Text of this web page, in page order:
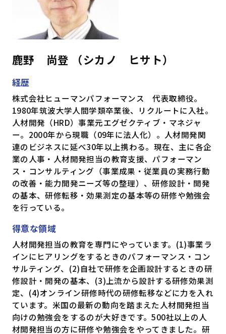
鹿野 尚登 （シカノ ヒサト）
経歴
株式会社ヒューマンパフォーマンス 代表取締役。
1980年筑波大学人間学類卒業後、リクルートに入社。
人材開発（HRD）事業元エグゼクティブ・マネジャ
ー。2000年から現職（09年に法人化）。人材開発関
連のビジネスに延べ30年以上携わる。現在、主に各企
業の人事・人材開発担当の教育支援、パフォーマン
ス・コンサルティング（事業成果・従業員の実務行動
の改善・能力開発ニーズ等の整理）、研修設計・開発
の基本、研修転移・効果測定の基本等の研修や勉強会
を行っている。
得意な領域
人材開発担当の教育を専門にやっています。(1)事業ラ
インにヒアリングをするときのパフォーマンス・コン
サルティング、(2)自社で研修を企画設計するときの研
修設計・開発の基本、(3)上流から設計する研修効果測
定、(4)オンライン研修時代の研修転移などに力を入れ
ています。米国の最新の動向を踏まえた人材開発担当
向けの勉強会をするのが大好きです。500社以上の人
材開発担当の方に研修や勉強会をやってきました。研